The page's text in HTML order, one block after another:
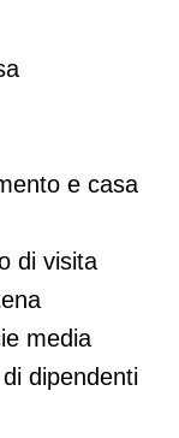
e casa
di visita
media
dipendenti